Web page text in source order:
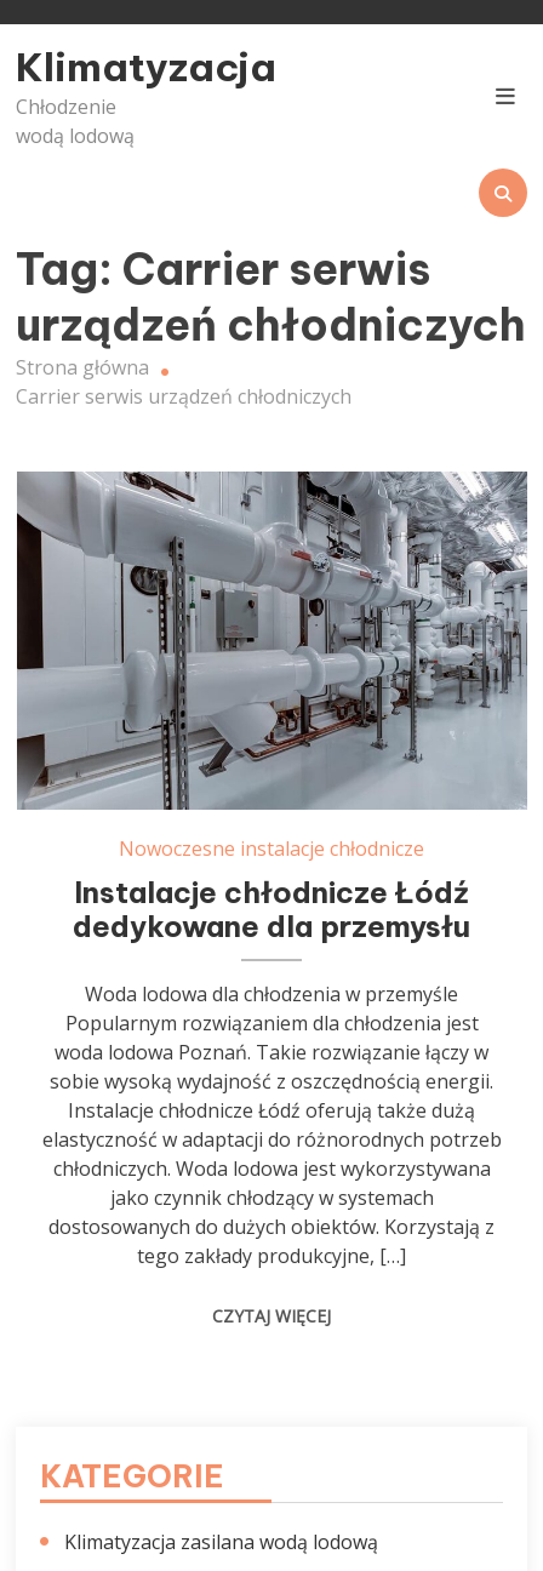
content
Klimatyzacja
Chłodzenie
wodą lodową
Tag: Carrier serwis
urządzeń chłodniczych
Strona główna
Carrier serwis urządzeń chłodniczych
Nowoczesne instalacje chłodnicze
Instalacje chłodnicze Łódź
dedykowane dla przemysłu
Woda lodowa dla chłodzenia w przemyśle
Popularnym rozwiązaniem dla chłodzenia jest
woda lodowa Poznań. Takie rozwiązanie łączy w
sobie wysoką wydajność z oszczędnością energii.
Instalacje chłodnicze Łódź oferują także dużą
elastyczność w adaptacji do różnorodnych potrzeb
chłodniczych. Woda lodowa jest wykorzystywana
jako czynnik chłodzący w systemach
dostosowanych do dużych obiektów. Korzystają z
tego zakłady produkcyjne, […]
CZYTAJ WIĘCEJ
KATEGORIE
Klimatyzacja zasilana wodą lodową